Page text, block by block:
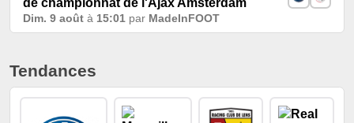
de championnat de l'Ajax Amsterdam
Dim. 9 août à 15:01 par MadeInFOOT
Tendances